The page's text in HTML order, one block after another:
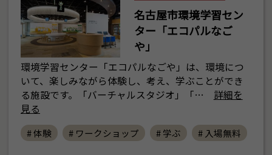
名古屋市環境学習セン
ター「エコパルなご
や」
環境学習センター「エコパルなごや」は、環境につ
いて、楽しみながら体験し、考え、学ぶことができ
る施設です。「バーチャルスタジオ」「…
詳細を
見る
# 体験 # ワークショップ # 学ぶ # 入場無料